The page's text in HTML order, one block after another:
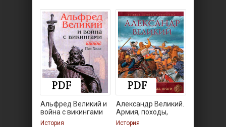
Альфред Великий и
война с викингами
История
Александр Великий.
Армия, походы,
враги
История